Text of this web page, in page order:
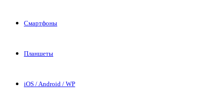
Смартфоны
Планшеты
iOS / Android / WP